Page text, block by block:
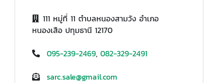
111 หมู่ที่ 11 ตำบลหนองสามวัง อำเภอ
หนองเสือ ปทุมธานี 12170
095-239-2469, 082-329-2491
sarc.sale@gmail.com